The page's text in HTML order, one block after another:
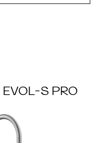
EVOL-S PRO